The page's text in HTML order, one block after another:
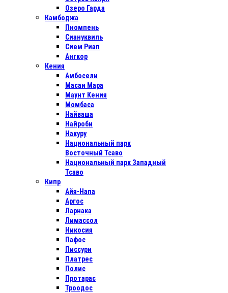
Озеро Гарда
Камбоджа
Пномпень
Сиануквиль
Сием Риап
Ангкор
Кения
Амбосели
Масаи Мара
Маунт Кения
Момбаса
Найваша
Найроби
Накуру
Национальный парк
Восточный Тсаво
Национальный парк Западный
Тсаво
Кипр
Айя-Напа
Аргос
Ларнака
Лимассол
Никосия
Пафос
Писсури
Платрес
Полис
Протарас
Троодос